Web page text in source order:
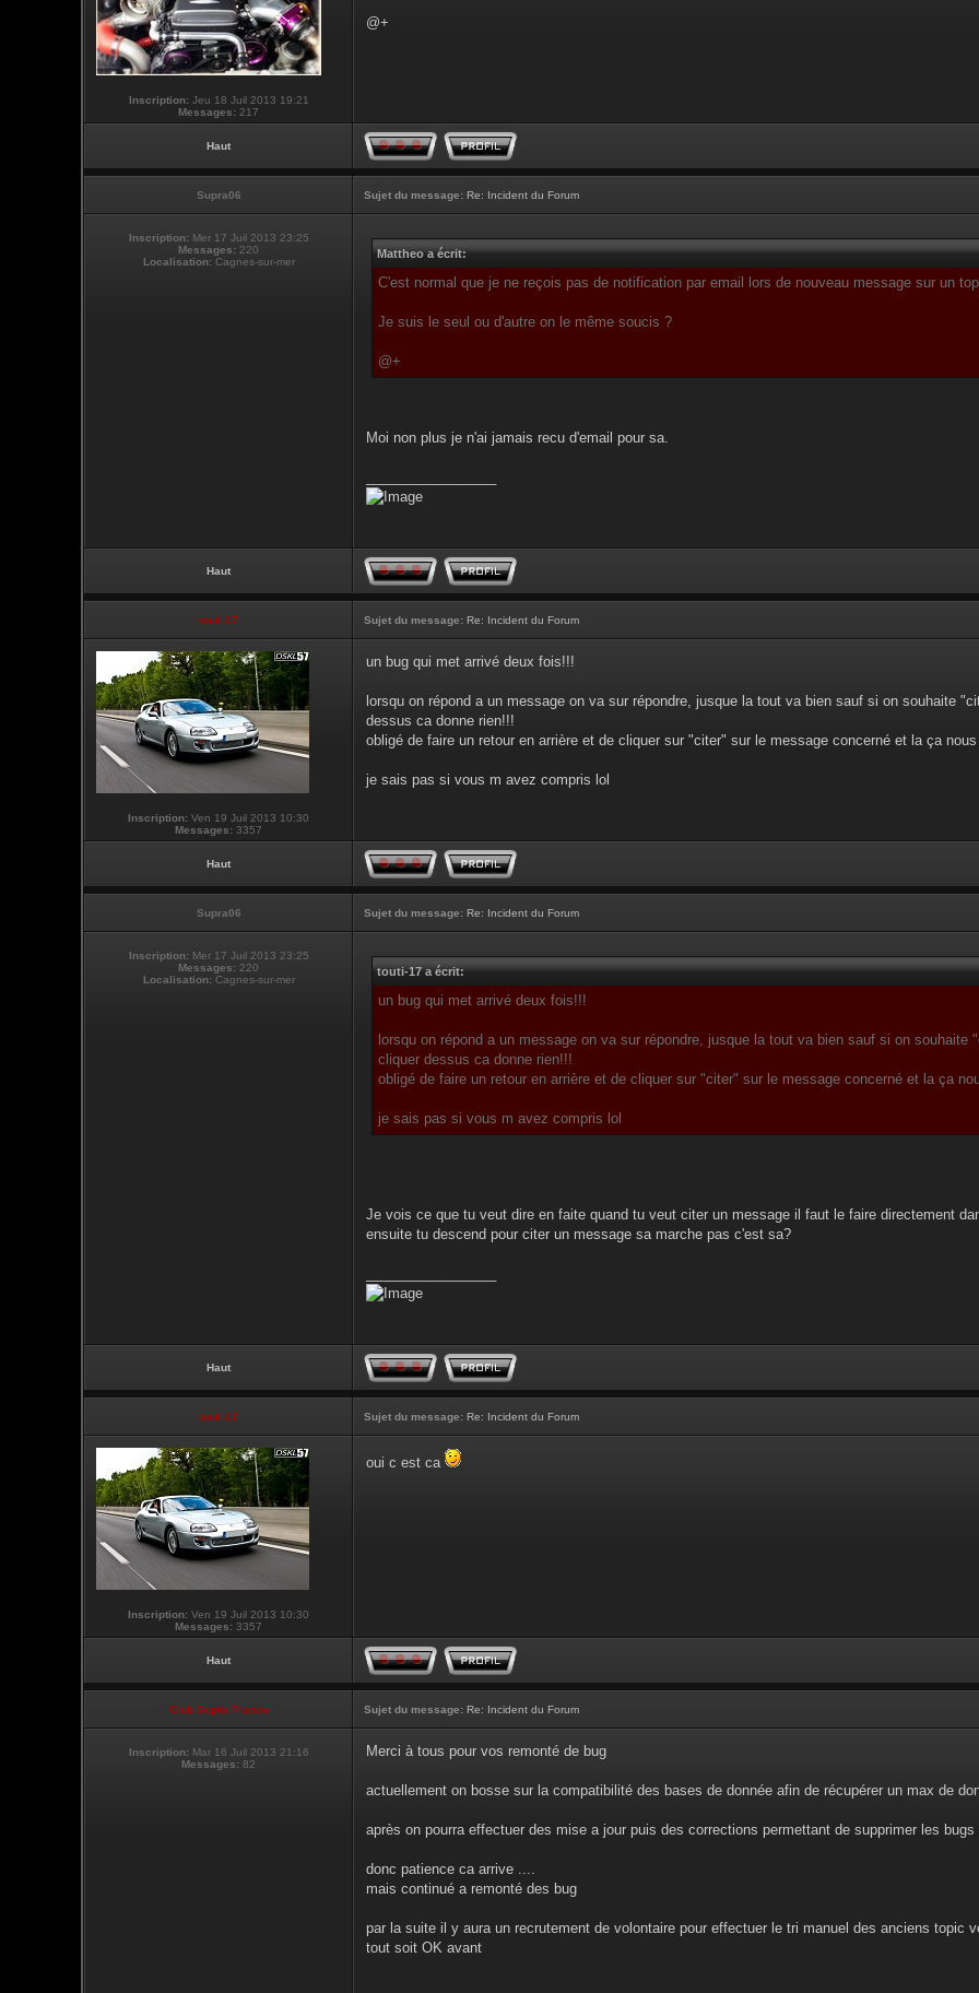
Inscription:Jeu 18 Juil 2013 19:21
Messages: 217
@+
Haut
Supra06 Sujet du message: Re: Incident du Forum
Inscription: Mer 17 Juil 2013 23:25
Messages: 220
Localisation:Cagnes-sur-mer
Mattheo a écrit:
C'est normal que je ne reçois pas de notification par email lors de nouveau message sur un
Je suis le seul ou d'autre on le même soucis ?
@+
Moi non plus je n'ai jamais recu d'email pour sa.
Haut
touti-17 Sujet du message: Re: Incident du Forum
Inscription: Ven 19 Juil 2013 10:30
Messages: 3357
un bug qui met arrivé deux fois!!!
lorsqu on répond a un message on va sur répondre, jusque la tout va bien sauf si on souhaite
dessus ca donne rien!!!
obligé de faire un retour en arrière et de cliquer sur "citer" sur le message concerné et la ça
je sais pas si vous m avez compris lol
Haut
Supra06 Sujet du message: Re: Incident du Forum
Inscription: Mer 17 Juil 2013 23:25
Messages: 220
Localisation:Cagnes-sur-mer
touti-17 a écrit:
un bug qui met arrivé deux fois!!!
lorsqu on répond a un message on va sur répondre, jusque la tout va bien sauf si on
cliquer dessus ca donne rien!!!
obligé de faire un retour en arrière et de cliquer sur "citer" sur le message concerné et la ça
je sais pas si vous m avez compris lol
Je vois ce que tu veut dire en faite quand tu veut citer un message il faut le faire directement
ensuite tu descend pour citer un message sa marche pas c'est sa?
Haut
touti-17 Sujet du message: Re: Incident du Forum
Inscription: Ven 19 Juil 2013 10:30
Messages: 3357
oui c est ca
Haut
Club Supra France Sujet du message: Re: Incident du Forum
Inscription: Mar 16 Juil 2013 21:16
Messages: 82
Merci à tous pour vos remonté de bug
actuellement on bosse sur la compatibilité des bases de donnée afin de récupérer un max de
après on pourra effectuer des mise a jour puis des corrections permettant de supprimer les bugs
donc patience ca arrive ....
mais continué a remonté des bug
par la suite il y aura un recrutement de volontaire pour effectuer le tri manuel des anciens topic
tout soit OK avant